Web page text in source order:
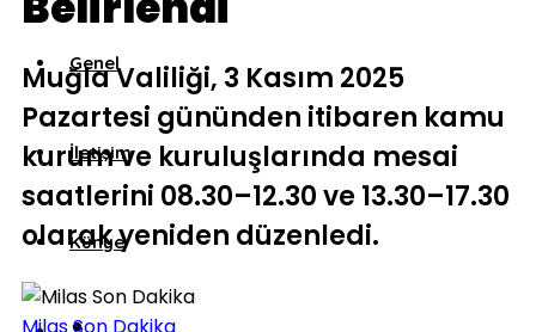
Genel
İletişim
Künye
Muğla Valiliği, 3 Kasım 2025
Pazartesi gününden itibaren kamu
kurum ve kuruluşlarında mesai
saatlerini 08.30–12.30 ve 13.30–17.30
olarak yeniden düzenledi.